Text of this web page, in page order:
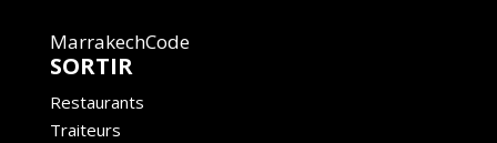
MarrakechCode
SORTIR
Restaurants
Traiteurs